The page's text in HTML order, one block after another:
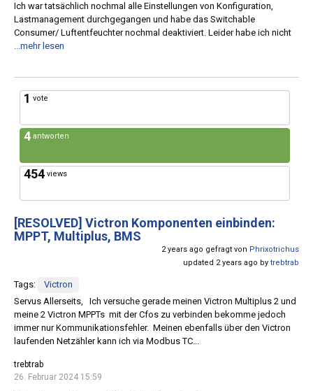
Ich war tatsächlich nochmal alle Einstellungen von Konfiguration,
Lastmanagement durchgegangen und habe das Switchable
Consumer/ Luftentfeuchter nochmal deaktiviert. Leider habe ich nicht
...mehr lesen
1 vote
4 antworten
454 views
[RESOLVED] Victron Komponenten einbinden:
MPPT, Multiplus, BMS
2 years ago gefragt von Phrixotrichus
updated 2 years ago by trebtrab
Tags:
Victron
Servus Allerseits, Ich versuche gerade meinen Victron Multiplus 2 und
meine 2 Victron MPPTs mit der Cfos zu verbinden bekomme jedoch
immer nur Kommunikationsfehler. Meinen ebenfalls über den Victron
laufenden Netzähler kann ich via Modbus TC...
trebtrab
26. Februar 2024 15:59